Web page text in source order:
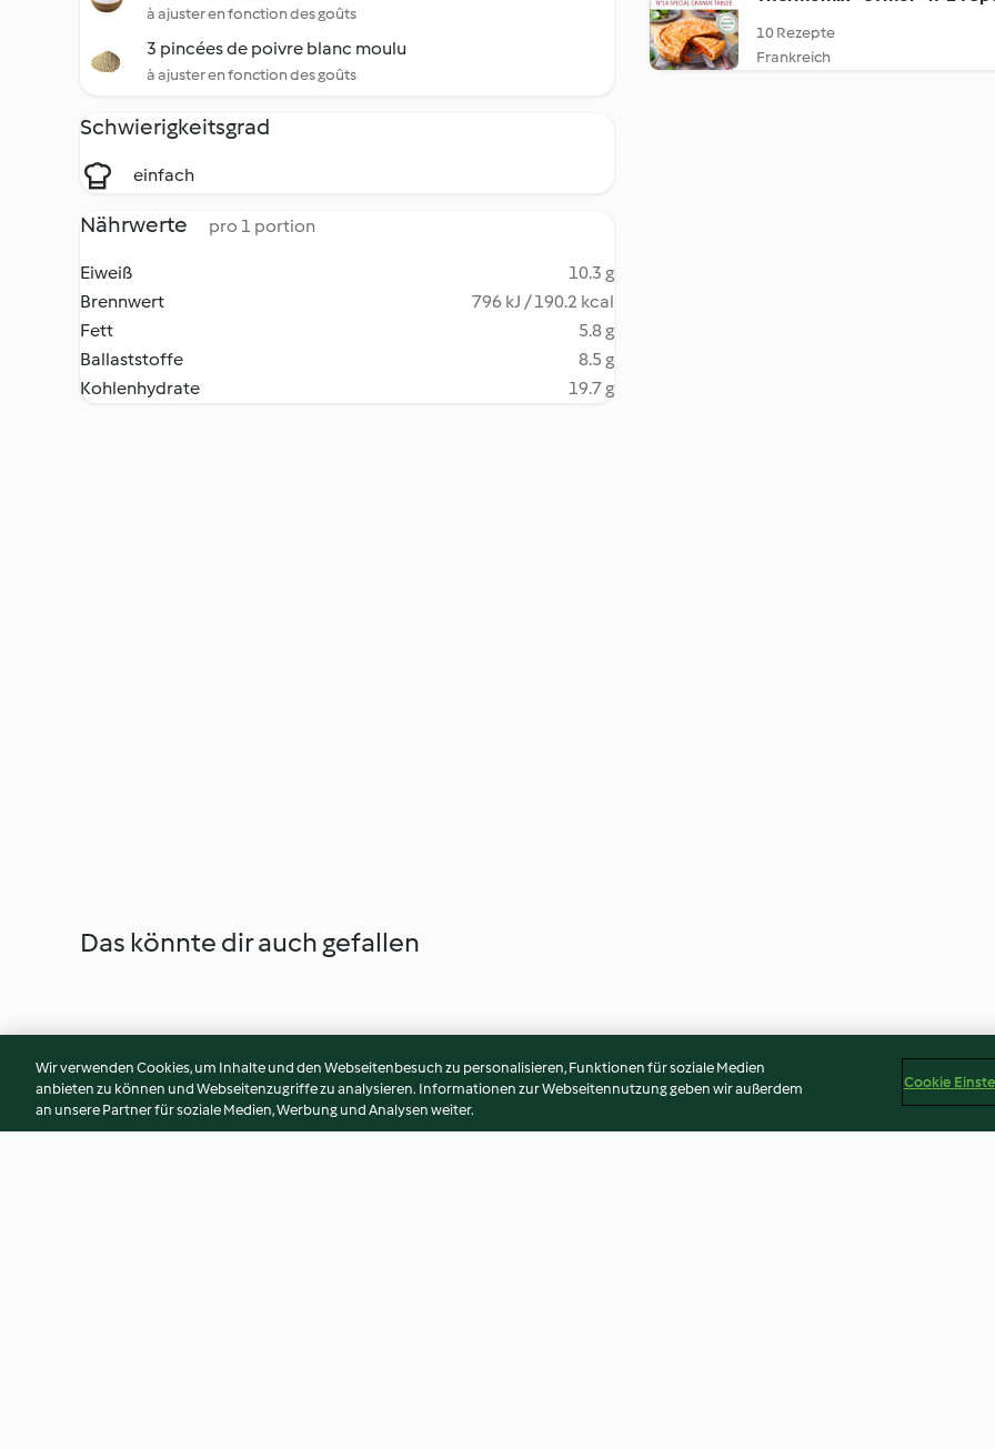
à ajuster en fonction des goûts
3 pincées de poivre blanc moulu
à ajuster en fonction des goûts
Schwierigkeitsgrad
einfach
Nährwerte pro 1 portion
Eiweiß
10.3 g
Brennwert
796 kJ / 190.2 kcal
Fett
5.8 g
Ballaststoffe
8.5 g
Kohlenhydrate
19.7 g
10 Rezepte
Frankreich
Das könnte dir auch gefallen
Wir verwenden Cookies, um Inhalte und den Webseitenbesuch zu personalisieren, Funktionen für soziale Medien
anbieten zu können und Webseitenzugriffe zu analysieren. Informationen zur Webseitennutzung geben wir außerdem
an unsere Partner für soziale Medien, Werbung und Analysen weiter.
Cookie